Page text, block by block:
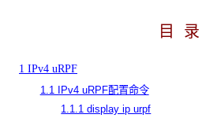
目 录
1 IPv4 uRPF
1.1 IPv4 uRPF配置命令
1.1.1 display ip urpf